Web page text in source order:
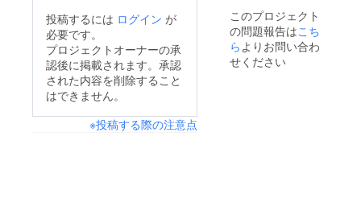
投稿するには ログイン が
必要です。
プロジェクトオーナーの承
認後に掲載されます。承認
された内容を削除すること
はできません。
※投稿する際の注意点
の紅葉
シーズ
ン。紅
葉の休
祭日は
このプロジェクト
の問題報告はこち
ら よりお問い合わ
せください